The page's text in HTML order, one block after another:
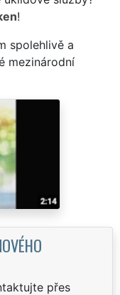
!
spolehlivě a
mezinárodní
přes